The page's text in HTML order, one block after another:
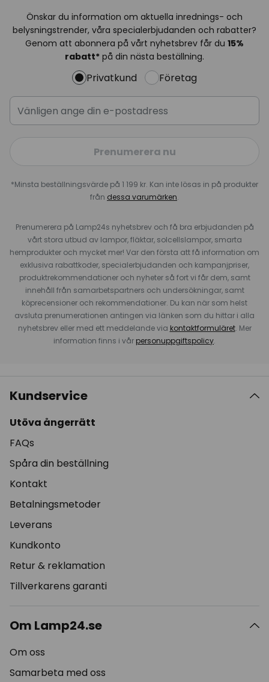
Önskar du information om aktuella inrednings- och
belysningstrender, våra specialerbjudanden och rabatter?
Genom att abonnera på vårt nyhetsbrev får du 15%
rabatt* på din nästa beställning.
Privatkund Företag
Prenumerera nu
*Minsta beställningsvärde på 1 199 kr. Kan inte lösas in på produkter
från dessa varumärken.
Prenumerera på Lamp24s nyhetsbrev och få bra erbjudanden på
vårt stora utbud av lampor, fläktar, solcellslampor, smarta
hemprodukter och mycket mer! Var den första att få information om
exklusiva rabattkoder, specialerbjudanden och kampanjpriser,
produktrekommendationer och nyheter så fort vi får dem, samt
innehåll från samarbetspartners och undersökningar, samt
köprecensioner och rekommendationer. Du kan när som helst
avsluta prenumerationen antingen via länken som du hittar i alla
nyhetsbrev eller med ett meddelande via kontaktformuläret. Mer
information finns i vår personuppgiftspolicy.
Kundservice
Utöva ångerrätt
FAQs
Spåra din beställning
Kontakt
Betalningsmetoder
Leverans
Kundkonto
Retur & reklamation
Tillverkarens garanti
Om Lamp24.se
Om oss
Samarbeta med oss